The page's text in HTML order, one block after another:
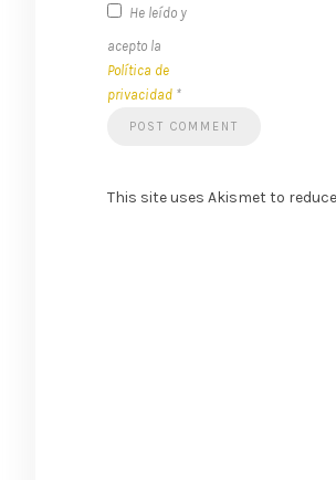
He leído y
acepto la
Política de
privacidad *
This site uses Akismet to